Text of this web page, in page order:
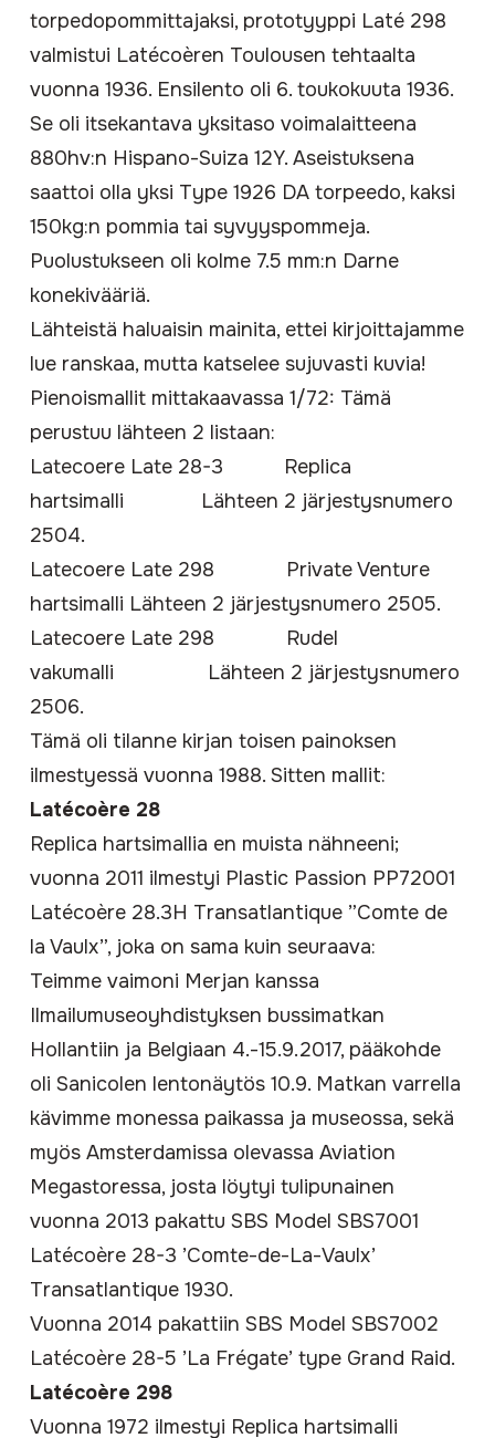
torpedopommittajaksi, prototyyppi Laté 298
valmistui Latécoèren Toulousen tehtaalta
vuonna 1936. Ensilento oli 6. toukokuuta 1936.
Se oli itsekantava yksitaso voimalaitteena
880hv:n Hispano-Suiza 12Y. Aseistuksena
saattoi olla yksi Type 1926 DA torpeedo, kaksi
150kg:n pommia tai syvyyspommeja.
Puolustukseen oli kolme 7.5 mm:n Darne
konekivääriä.
Lähteistä haluaisin mainita, ettei kirjoittajamme
lue ranskaa, mutta katselee sujuvasti kuvia!
Pienoismallit mittakaavassa 1/72: Tämä
perustuu lähteen 2 listaan:
Latecoere Late 28-3 Replica
hartsimalli Lähteen 2 järjestysnumero
2504.
Latecoere Late 298 Private Venture
hartsimalli Lähteen 2 järjestysnumero 2505.
Latecoere Late 298 Rudel
vakumalli Lähteen 2 järjestysnumero
2506.
Tämä oli tilanne kirjan toisen painoksen
ilmestyessä vuonna 1988. Sitten mallit:
Latécoère 28
Replica hartsimallia en muista nähneeni;
vuonna 2011 ilmestyi Plastic Passion PP72001
Latécoère 28.3H Transatlantique ”Comte de
la Vaulx”, joka on sama kuin seuraava:
Teimme vaimoni Merjan kanssa
Ilmailumuseoyhdistyksen bussimatkan
Hollantiin ja Belgiaan 4.-15.9.2017, pääkohde
oli Sanicolen lentonäytös 10.9. Matkan varrella
kävimme monessa paikassa ja museossa, sekä
myös Amsterdamissa olevassa Aviation
Megastoressa, josta löytyi tulipunainen
vuonna 2013 pakattu SBS Model SBS7001
Latécoère 28-3 ’Comte-de-La-Vaulx’
Transatlantique 1930.
Vuonna 2014 pakattiin SBS Model SBS7002
Latécoère 28-5 ’La Frégate’ type Grand Raid.
Latécoère 298
Vuonna 1972 ilmestyi Replica hartsimalli